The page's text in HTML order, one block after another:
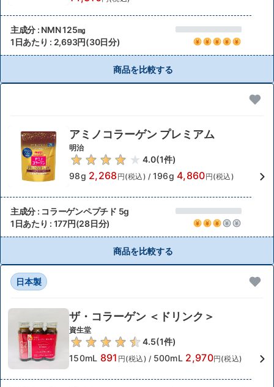
主成分 : NMN 125㎎
1日あたり : 2,693円(30日分)
商品を比較する
アミノコラーゲン プレミアム
明治
4.0(1件)
98g 2,268円(税込) / 196g 4,860円(税込)
主成分 : コラーゲンペプチド 5g
1日あたり : 177円(28日分)
商品を比較する
日本製
ザ・コラーゲン ＜ドリンク＞
資生堂
4.5(1件)
150mL 891 円(税込) / 500mL 2,970円(税込)